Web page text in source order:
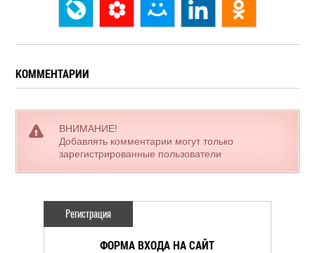
КОММЕНТАРИИ
ВНИМАНИЕ!
Добавлять комментарии могут только
зарегистрированные пользователи
Регистрация
ФОРМА ВХОДА НА САЙТ